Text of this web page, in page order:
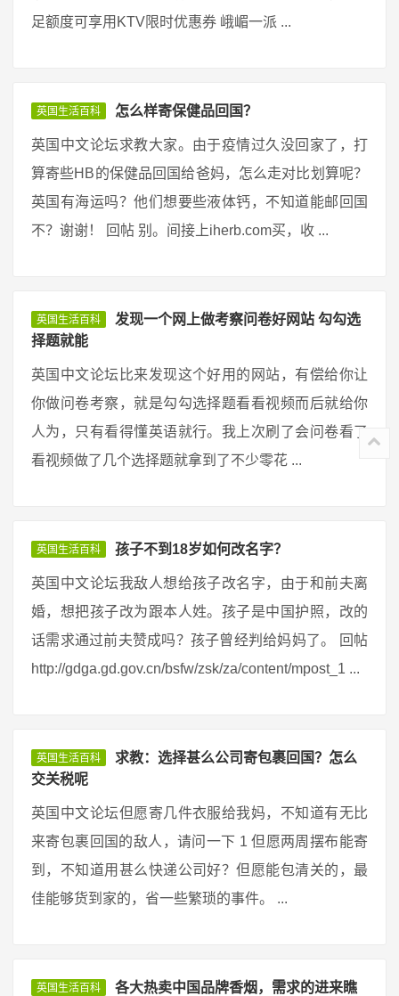
足额度可享用KTV限时优惠券 峨嵋一派 ...
英国生活百科 怎么样寄保健品回国？
英国中文论坛求教大家。由于疫情过久没回家了，打
算寄些HB的保健品回国给爸妈，怎么走对比划算呢？
英国有海运吗？他们想要些液体钙，不知道能邮回国
不？谢谢！ 回帖 别。间接上iherb.com买，收 ...
英国生活百科
发现一个网上做考察问卷好网站 勾勾选
择题就能
英国中文论坛比来发现这个好用的网站，有偿给你让
你做问卷考察，就是勾勾选择题看看视频而后就给你
人为，只有看得懂英语就行。我上次刷了会问卷看了
看视频做了几个选择题就拿到了不少零花 ...
英国生活百科 孩子不到18岁如何改名字？
英国中文论坛我敌人想给孩子改名字，由于和前夫离
婚，想把孩子改为跟本人姓。孩子是中国护照，改的
话需求通过前夫赞成吗？孩子曾经判给妈妈了。 回帖
http://gdga.gd.gov.cn/bsfw/zsk/za/content/mpost_1 ...
英国生活百科
求教：选择甚么公司寄包裹回国？怎么
交关税呢
英国中文论坛但愿寄几件衣服给我妈，不知道有无比
来寄包裹回国的敌人，请问一下 1 但愿两周摆布能寄
到，不知道用甚么快递公司好？但愿能包清关的，最
佳能够货到家的，省一些繁琐的事件。 ...
英国生活百科
各大热卖中国品牌香烟，需求的进来瞧